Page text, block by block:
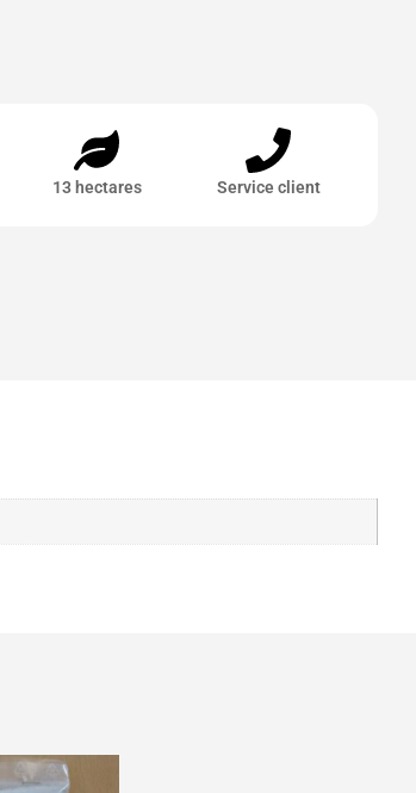
13 hectares Service client